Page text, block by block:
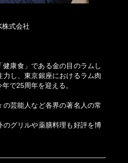
株式会社
康食」である金の目のラムし
力し、東京銀座におけるラム肉
で25周年を迎える。
の芸能人など各界の著名人の常
のグリルや薬膳料理も好評を博